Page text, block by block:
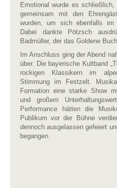
Emotional wurde es
gemeinsam mit den
wurden, um sich ebenfalls im
Dabei dankte Pötzsch
Badmüller, der das Goldene
Im Anschluss ging der Abend
über. Die bayerische Kultband
rockigen Klassikern im
Stimmung im Festzelt.
Formation eine starke Show
und großem
Performance hätten die
Publikum vor der Bühne
dennoch ausgelassen gefeiert
begangen.